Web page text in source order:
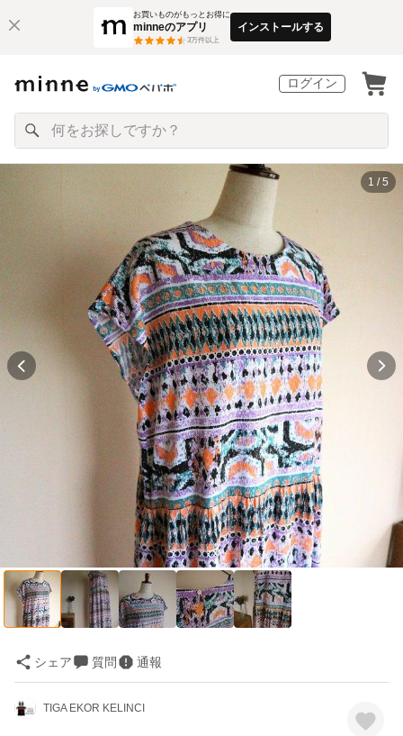
お買いものがもっとお得に
minneのアプリ
3万件以上
インストールする
ログイン
1 / 5
シェア 質問 通報
TIGA EKOR KELINCI